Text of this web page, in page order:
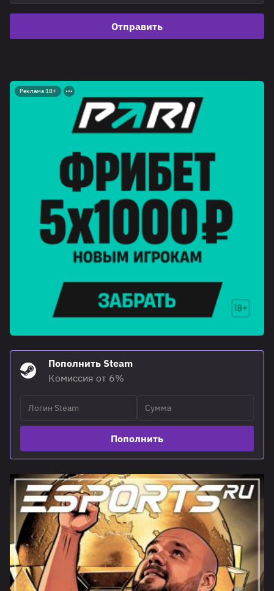
Отправить
Реклама 18+
Пополнить Steam
Комиссия от 6%
Пополнить